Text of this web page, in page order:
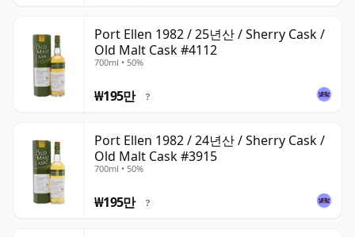
Port Ellen 1982 / 25년산 / Sherry Cask /
Old Malt Cask #4112
700ml • 50%
₩195만 ?
Port Ellen 1982 / 24년산 / Sherry Cask /
Old Malt Cask #3915
700ml • 50%
₩195만 ?